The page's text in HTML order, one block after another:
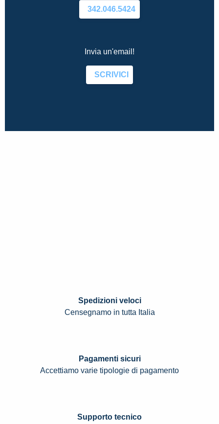
342.046.5424
Invia un'email!
SCRIVICI
Spedizioni veloci
Censegnamo in tutta Italia
Pagamenti sicuri
Accettiamo varie tipologie di pagamento
Supporto tecnico